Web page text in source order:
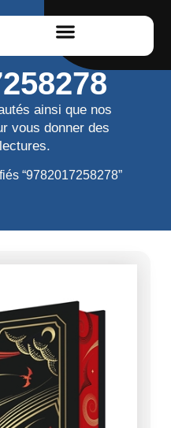
ainsi que nos
vous donner des
“9782017258278”